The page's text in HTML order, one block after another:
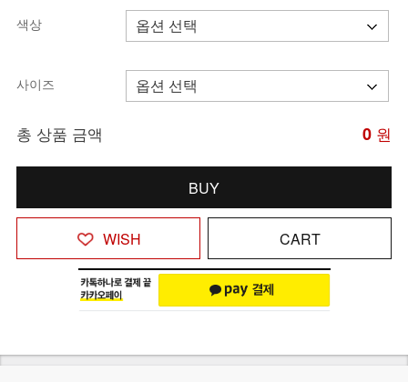
색상
사이즈
총 상품 금액 0 원
BUY
WISH CART